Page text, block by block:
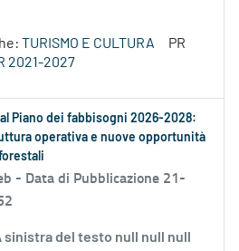
TURISMO E CULTURA
PR
2021-2027
Piano dei fabbisogni 2026-2028:
operativa e nuove opportunità
- Data di Pubblicazione 21-
sinistra del testo null null null